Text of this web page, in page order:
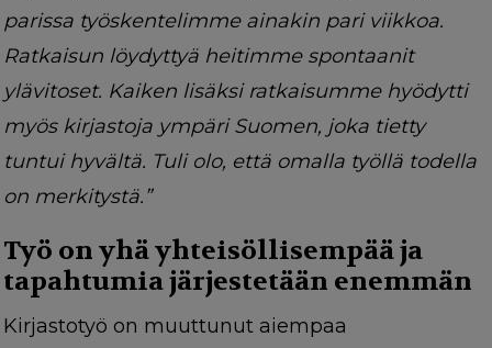
parissa työskentelimme ainakin pari viikkoa.
Ratkaisun löydyttyä heitimme spontaanit
ylävitoset. Kaiken lisäksi ratkaisumme hyödytti
myös kirjastoja ympäri Suomen, joka tietty
tuntui hyvältä. Tuli olo, että omalla työllä todella
on merkitystä.”
Työ on yhä yhteisöllisempää ja
tapahtumia järjestetään enemmän
Kirjastotyö on muuttunut aiempaa